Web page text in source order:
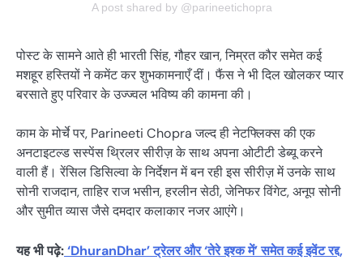
A post shared by @parineetichopra
पोस्ट के सामने आते ही भारती सिंह, गौहर खान, निम्रत कौर समेत कई
मशहूर हस्तियों ने कमेंट कर शुभकामनाएँ दीं। फैंस ने भी दिल खोलकर प्यार
बरसाते हुए परिवार के उज्ज्वल भविष्य की कामना की।
काम के मोर्चे पर, Parineeti Chopra जल्द ही नेटफ्लिक्स की एक
अनटाइटल्ड सस्पेंस थ्रिलर सीरीज़ के साथ अपना ओटीटी डेब्यू करने
वाली हैं। रेंसिल डिसिल्वा के निर्देशन में बन रही इस सीरीज़ में उनके साथ
सोनी राजदान, ताहिर राज भसीन, हरलीन सेठी, जेनिफर विंगेट, अनूप सोनी
और सुमीत व्यास जैसे दमदार कलाकार नजर आएंगे।
यह भी पढ़े:‘DhuranDhar’ ट्रेलर और ‘तेरे इश्क में’ समेत कई इवेंट रद्द,